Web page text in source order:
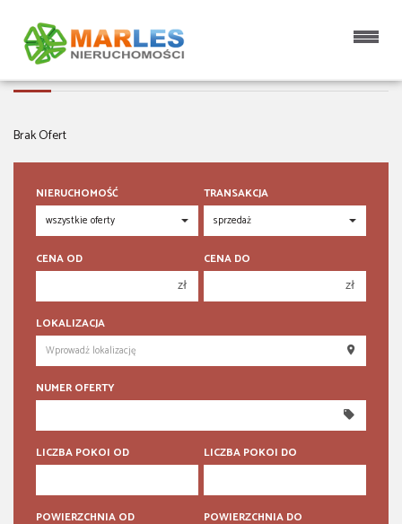
HALE NA SPRZEDAŻ
Brak Ofert
NIERUCHOMOŚĆ TRANSAKCJA
CENA OD
zł
200 000 zł
250 000 zł
300 000 zł
400 000 zł
CENA DO
zł
200 000 zł
250 000 zł
400 000 zł
LOKALIZACJA
NUMER OFERTY
LICZBA POKOI OD LICZBA POKOI DO
POWIERZCHNIA OD POWIERZCHNIA DO